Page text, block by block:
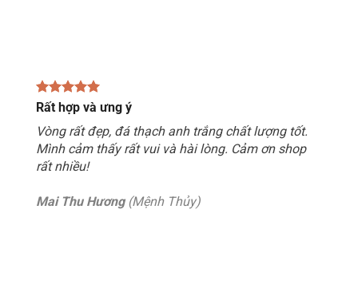
Rất hợp và ưng ý
Vòng rất đẹp, đá thạch anh trắng chất lượng tốt.
Mình cảm thấy rất vui và hài lòng. Cảm ơn shop
rất nhiều!
Mai Thu Hương(Mệnh Thủy)